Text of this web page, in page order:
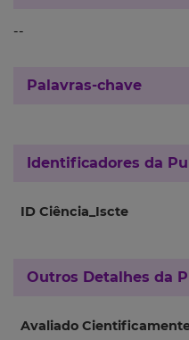
--
Palavras-chave
Identificadores da
ID Ciência_Iscte
Outros Detalhes da
Avaliado